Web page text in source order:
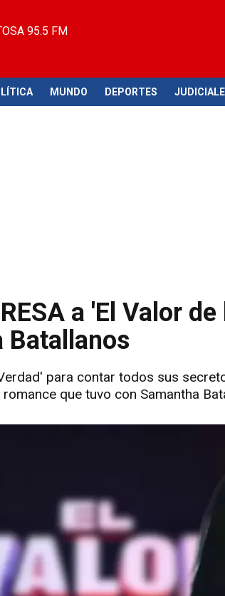
95.5 FM
MUNDO DEPORTES
a 'El Valor
Batallanos
para contar todos sus
que tuvo con Samantha